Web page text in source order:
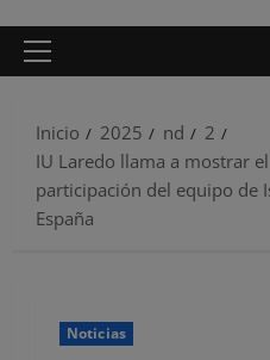
Menú
Inicio
2025 nd
2
IU Laredo llama a mostrar
participación del equipo de
España
Noticias